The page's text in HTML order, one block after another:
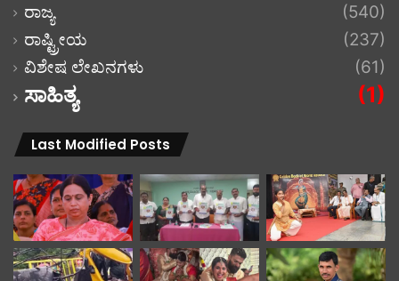
ರಾಜ್ಯ
(540)
ರಾಷ್ಟ್ರೀಯ
(237)
ವಿಶೇಷ ಲೇಖನಗಳು
(61)
ಸಾಹಿತ್ಯ (1)
Last Modified Posts